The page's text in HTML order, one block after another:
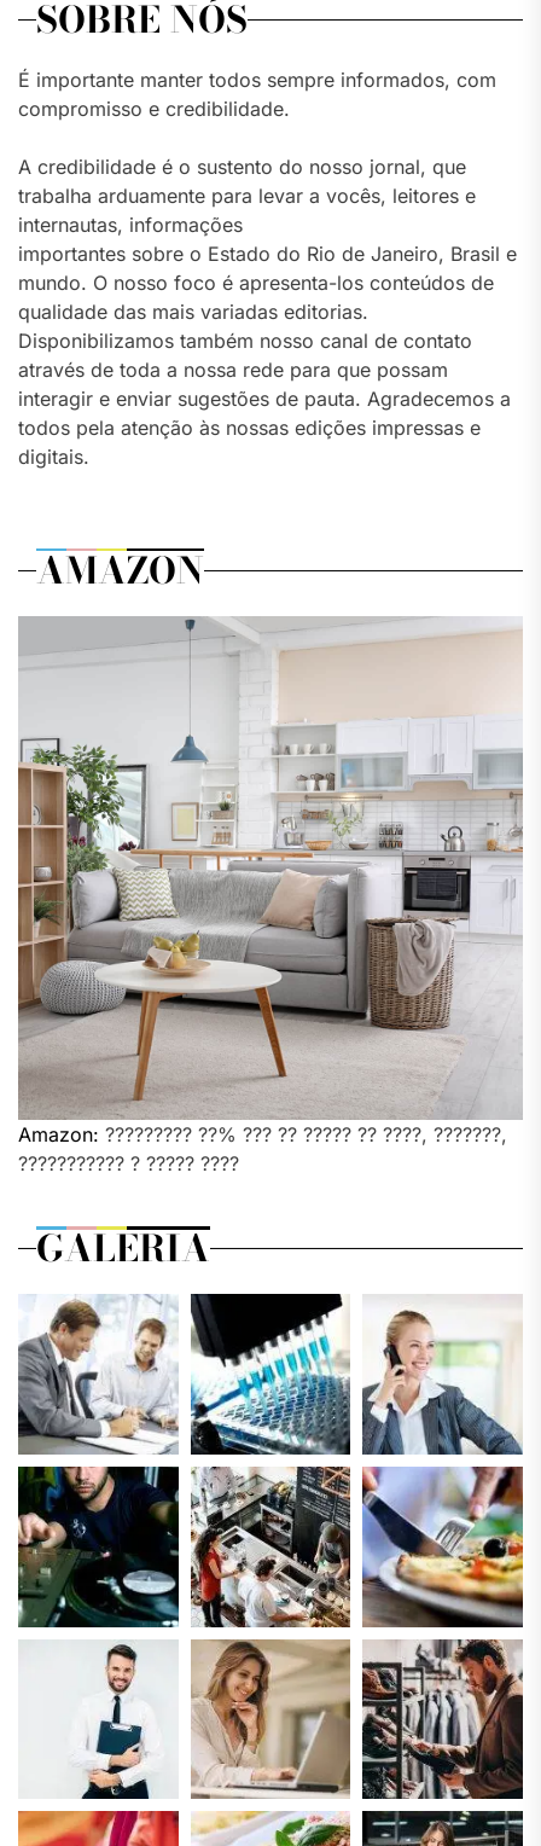
SOBRE NÓS
É importante manter todos sempre informados, com
compromisso e credibilidade.
A credibilidade é o sustento do nosso jornal, que
trabalha arduamente para levar a vocês, leitores e
internautas, informações
importantes sobre o Estado do Rio de Janeiro, Brasil e
mundo. O nosso foco é apresenta-los conteúdos de
qualidade das mais variadas editorias.
Disponibilizamos também nosso canal de contato
através de toda a nossa rede para que possam
interagir e enviar sugestões de pauta. Agradecemos a
todos pela atenção às nossas edições impressas e
digitais.
AMAZON
Amazon: ????????? ??% ??? ?? ????? ?? ????, ???????,
??????????? ? ????? ????
GALERIA